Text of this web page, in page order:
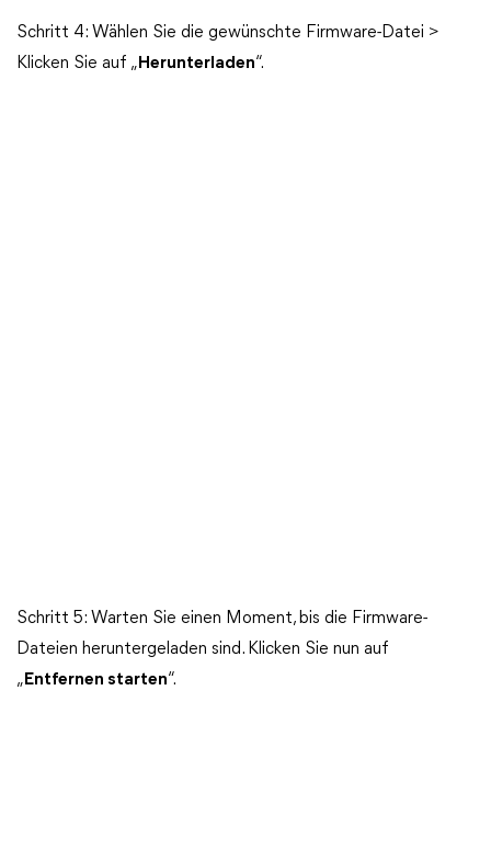
Schritt 4: Wählen Sie die gewünschte Firmware-Datei >
Klicken Sie auf „ Herunterladen“.
Schritt 5: Warten Sie einen Moment, bis die Firmware-
Dateien heruntergeladen sind. Klicken Sie nun auf
„ Entfernen starten“.